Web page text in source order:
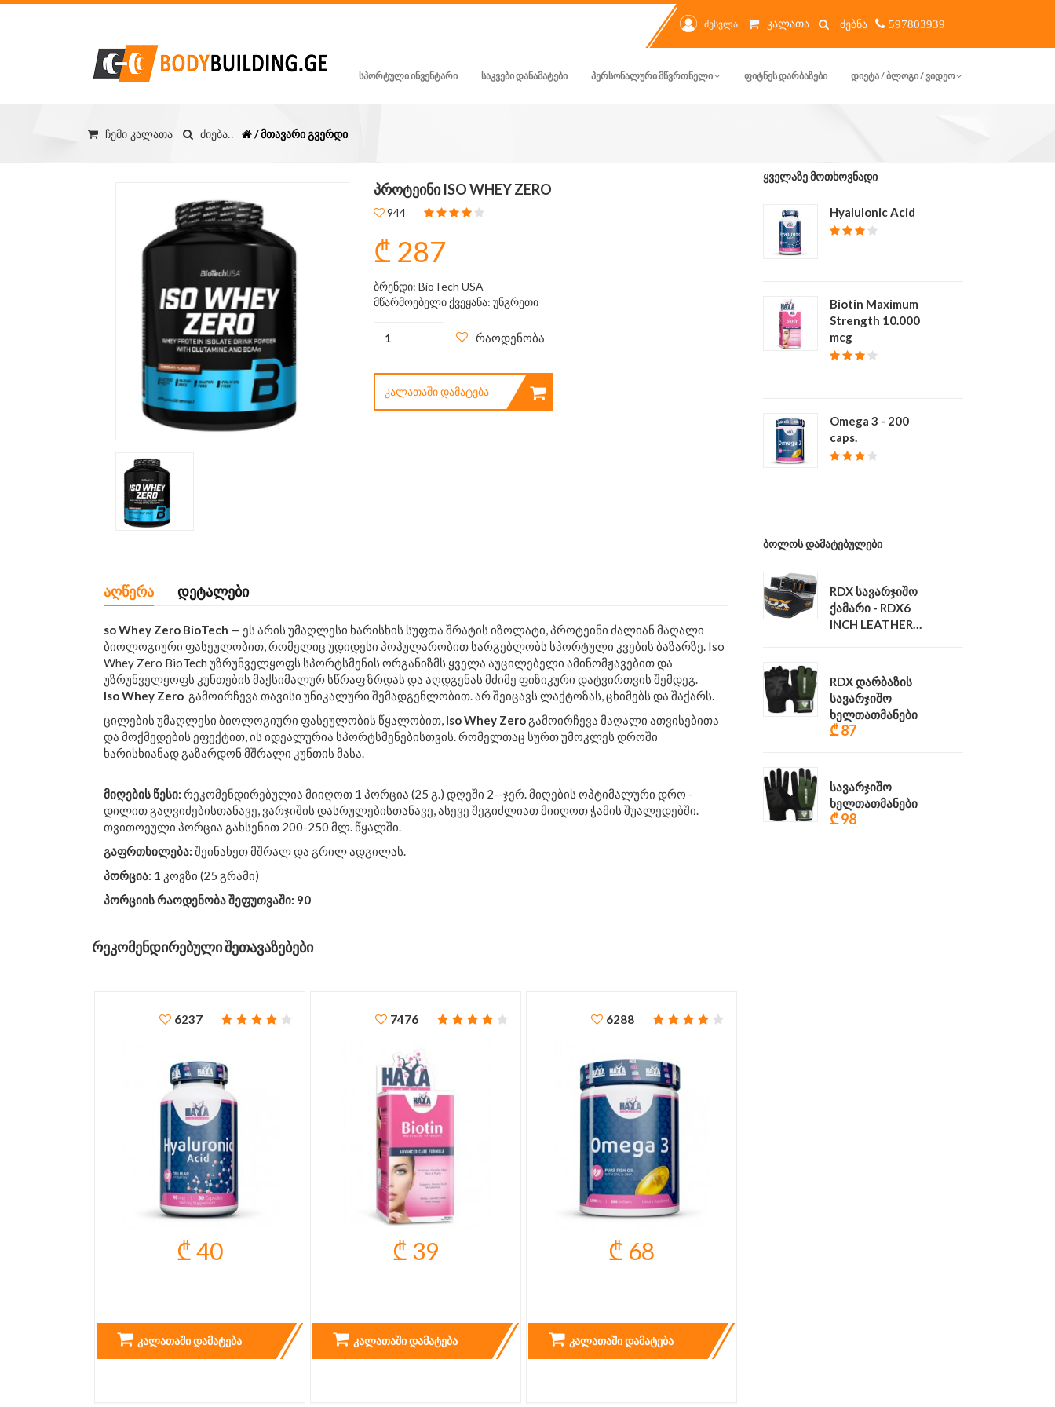
შესვლა კალათა 597803939
ᲡᲞᲝᲠᲢᲣᲚᲘ ᲘᲜᲕᲔᲜᲢᲐᲠᲘ ᲡᲐᲙᲕᲔᲑᲘ ᲓᲐᲜᲐᲛᲐᲢᲔᲑᲘ ᲞᲔᲠᲡᲝᲜᲐᲚᲣᲠᲘ ᲛᲬᲕᲠᲗᲜᲔᲚᲘ ᲤᲘᲢᲜᲔᲡ ᲓᲐᲠᲑᲐᲖᲔᲑᲘ ᲓᲘᲔᲢᲐ / ᲑᲚᲝᲒᲘ / ᲕᲘᲓᲔᲝ
ჩემი კალათა ძიება.. / მთავარი გვერდი
ᲞᲠᲝᲢᲔᲘᲜᲘ ISO WHEY ZERO
944
₾ 287
ბრენდი: BioTech USA
მწარმოებელი ქვეყანა: უნგრეთი
რაოდენობა
ᲙᲐᲚᲐᲗᲐᲨᲘ ᲓᲐᲛᲐᲢᲔᲑᲐ
აღწერა დეტალები
so Whey Zero BioTech — ეს არის უმაღლესი ხარისხის სუფთა შრატის იზოლატი, პროტეინი ძალიან მაღალი
ბიოლოგიური ფასეულობით, რომელიც უდიდესი პოპულარობით სარგებლობს სპორტული კვების ბაზარზე. Iso
Whey Zero BioTech უზრუნველყოფს სპორტსმენის ორგანიზმს ყველა აუცილებელი ამინომჟავებით და
უზრუნველყოფს კუნთების მაქსიმალურ სწრაფ ზრდას და აღდგენას მძიმე ფიზიკური დატვირთვის შემდეგ.
Iso Whey Zero გამოირჩევა თავისი უნიკალური შემადგენლობით. არ შეიცავს ლაქტოზას, ცხიმებს და შაქარს.
ცილების უმაღლესი ბიოლოგიური ფასეულობის წყალობით, Iso Whey Zeroგამოირჩევა მაღალი ათვისებითა
და მოქმედების ეფექტით, ის იდეალურია სპორტსმენებისთვის. რომელთაც სურთ უმოკლეს დროში
ხარისხიანად გაზარდონ მშრალი კუნთის მასა.
მიღების წესი: რეკომენდირებულია მიიღოთ 1 პორცია (25 გ.) დღეში 2--ჯერ. მიღების ოპტიმალური დრო -
დილით გაღვიძებისთანავე, ვარჯიშის დასრულებისთანავე, ასევე შეგიძლიათ მიიღოთ ჭამის შუალედებში.
თვითოეული პორცია გახსენით 200-250 მლ. წყალში.
გაფრთხილება: შეინახეთ მშრალ და გრილ ადგილას.
პორცია: 1 კოვზი (25 გრამი)
პორციისრაოდენობაშეფუთვაში: 90
ᲧᲕᲔᲚᲐᲖᲔ ᲛᲝᲗᲮᲝᲕᲜᲐᲓᲘ
Hyalulonic Acid
Biotin Maximum
Strength 10.000
mcg
Omega 3 - 200
caps.
ᲑᲝᲚᲝᲡ ᲓᲐᲛᲐᲢᲔᲑᲣᲚᲔᲑᲘ
RDX სავარჯიშო
ქამარი - RDX6
INCH LEATHER
RDX დარბაზის
სავარჯიშო
ხელთათმანები
₾ 87
სავარჯიშო
ხელთათმანები
₾ 98
ᲠᲔᲙᲝᲛᲔᲜᲓᲘᲠᲔᲑᲣᲚᲘ ᲨᲔᲗᲐᲕᲐᲖᲔᲑᲔᲑᲘ
6237
₾ 40
ᲙᲐᲚᲐᲗᲐᲨᲘ ᲓᲐᲛᲐᲢᲔᲑᲐ
7476
₾ 39
ᲙᲐᲚᲐᲗᲐᲨᲘ ᲓᲐᲛᲐᲢᲔᲑᲐ
6288
₾ 68
ᲙᲐᲚᲐᲗᲐᲨᲘ ᲓᲐᲛᲐᲢᲔᲑᲐ